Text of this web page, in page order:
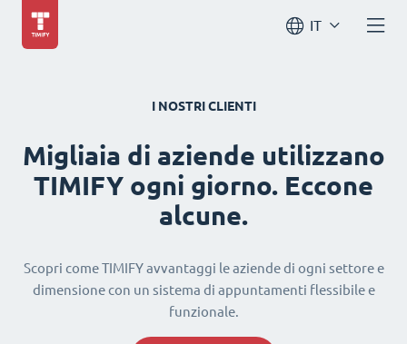
IT
I NOSTRI CLIENTI
Migliaia di aziende utilizzano
TIMIFY ogni giorno. Eccone
alcune.
Scopri come TIMIFY avvantaggi le aziende di ogni settore e
dimensione con un sistema di appuntamenti flessibile e
funzionale.